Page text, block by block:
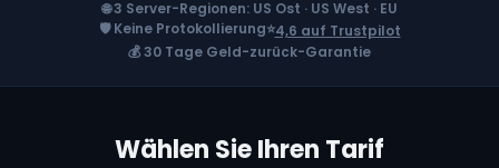
🌐 3 Server-Regionen: US Ost · US West · EU
🛡️ Keine Protokollierung⭐4,6 auf Trustpilot
💰 30 Tage Geld-zurück-Garantie
Wählen Sie Ihren Tarif